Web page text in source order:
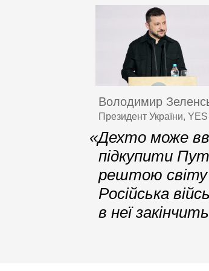
Володимир
Президент України,
«Дехто може
підкупити
рештою світу
Російська
в неї